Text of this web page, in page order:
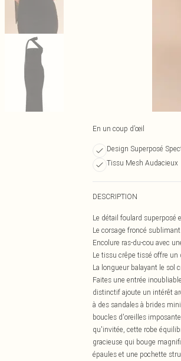
En un coup d’œil
Design Superposé
Tissu Mesh Audacieux
DESCRIPTION
Le détail foulard superposé
Le corsage froncé
Encolure ras-du-cou avec
Le tissu crêpe tissé offre
La longueur balayant le sol
Faites une entrée
distinctif ajoute un intérêt
à des sandales à brides
boucles d'oreilles
qu'invitée, cette robe
gracieuse qui bouge
épaules et une pochette